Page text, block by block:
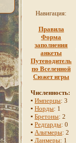
Навигация:
Правила
Форма
заполнения
анкеты
Путеводитель
по Вселенной
Сюжет игры
Численность:
▪Имперцы: 3
▪Норды: 1
▪Бретоны: 2
▪Редгарды: 0
▪Альтмеры: 2
▪Данмеры: 1